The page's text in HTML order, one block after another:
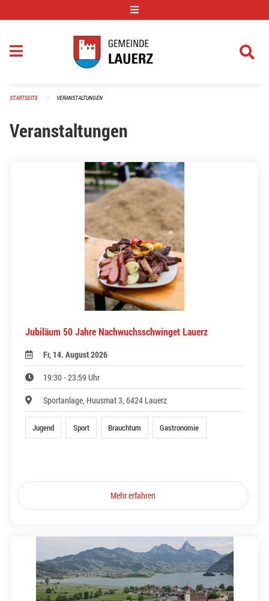
STARTSEITE VERANSTALTUNGEN
Veranstaltungen
Jubiläum 50 Jahre Nachwuchsschwinget Lauerz
Fr, 14. August 2026
19:30 - 23:59 Uhr
Sportanlage, Huusmat 3, 6424 Lauerz
Jugend Sport Brauchtum Gastronomie
Mehr erfahren